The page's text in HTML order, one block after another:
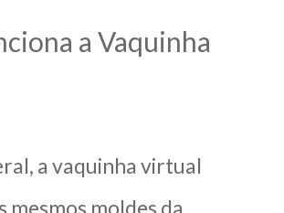
a Vaquinha
a vaquinha virtual
mesmos moldes da